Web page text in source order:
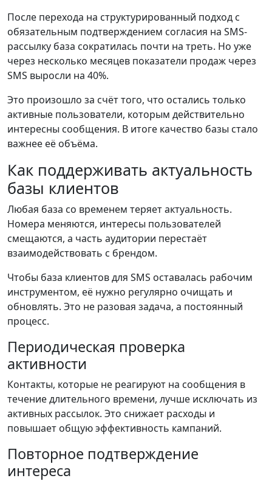
После перехода на структурированный подход с
обязательным подтверждением согласия на SMS-
рассылку база сократилась почти на треть. Но уже
через несколько месяцев показатели продаж через
SMS выросли на 40%.
Это произошло за счёт того, что остались только
активные пользователи, которым действительно
интересны сообщения. В итоге качество базы стало
важнее её объёма.
Как поддерживать актуальность
базы клиентов
Любая база со временем теряет актуальность.
Номера меняются, интересы пользователей
смещаются, а часть аудитории перестаёт
взаимодействовать с брендом.
Чтобы база клиентов для SMS оставалась рабочим
инструментом, её нужно регулярно очищать и
обновлять. Это не разовая задача, а постоянный
процесс.
Периодическая проверка
активности
Контакты, которые не реагируют на сообщения в
течение длительного времени, лучше исключать из
активных рассылок. Это снижает расходы и
повышает общую эффективность кампаний.
Повторное подтверждение
интереса